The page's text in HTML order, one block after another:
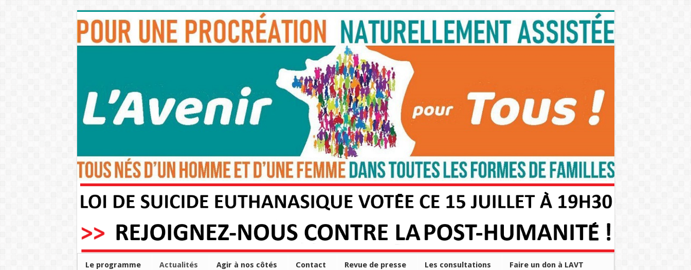
Le programme Actualités Agir à nos côtés Contact Revue de presse Les consultations Faire un don à LAVT